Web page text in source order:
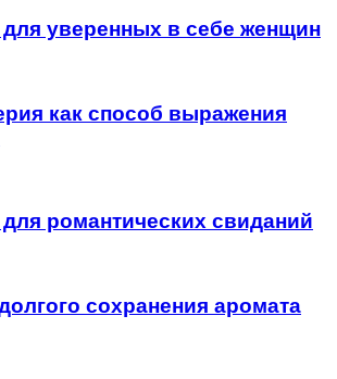
уверенных в себе женщин
как способ выражения
романтических свиданий
сохранения аромата